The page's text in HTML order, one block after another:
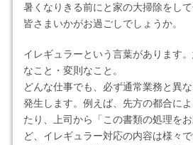
暑くなりきる前にと家の大掃除をして
皆さまいかがお過ごしでしょうか。
イレギュラーという言葉があります
なこと・変則なこと。
どんな仕事でも、必ず通常業務と異
発生します。例えば、先方の都合に
たり、上司から「この書類の処理を
ど、イレギュラー対応の内容は様々